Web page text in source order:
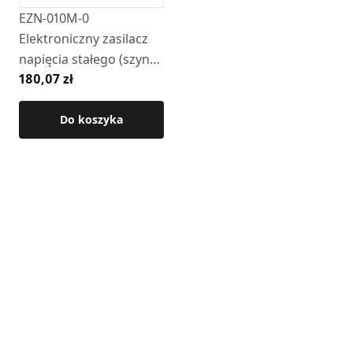
EZN-010M-0
Elektroniczny zasilacz
napięcia stałego (szyna
TS 35 / DIN 3, 1 M, 24 V
DC, 10 W)
180,07 zł
Do koszyka